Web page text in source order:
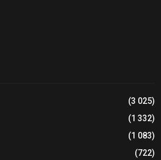
(3 025)
(1 332)
(1 083)
(722)